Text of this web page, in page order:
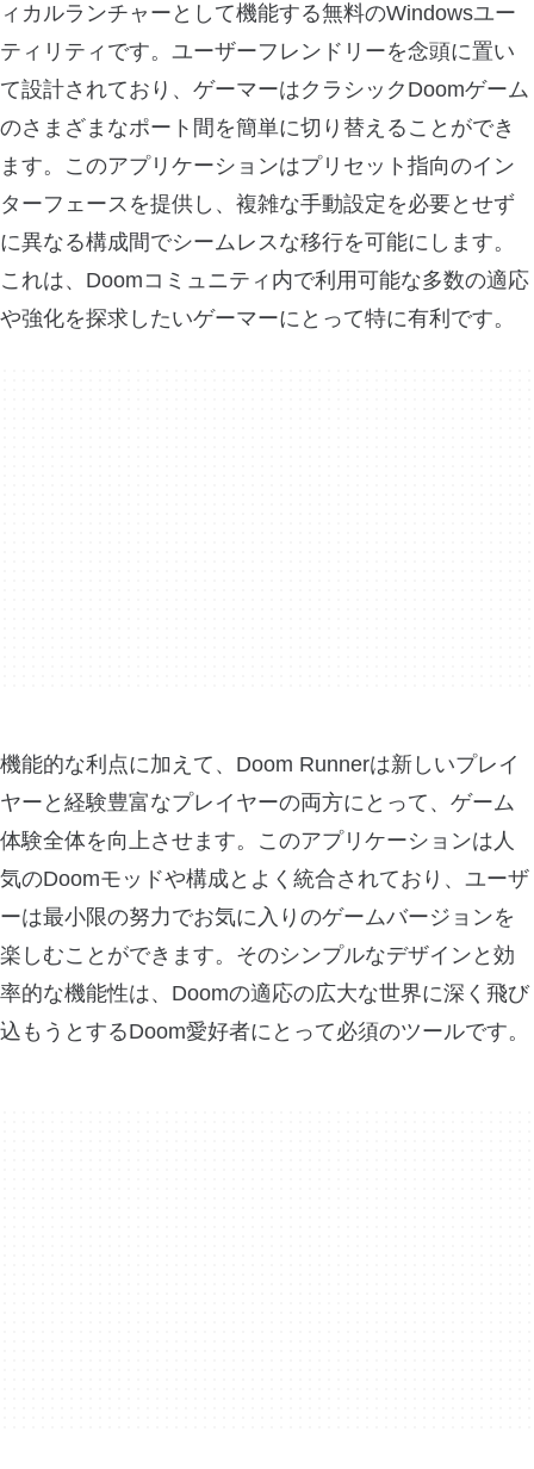
ィカルランチャーとして機能する無料のWindowsユー
ティリティです。ユーザーフレンドリーを念頭に置い
て設計されており、ゲーマーはクラシックDoomゲーム
のさまざまなポート間を簡単に切り替えることができ
ます。このアプリケーションはプリセット指向のイン
ターフェースを提供し、複雑な手動設定を必要とせず
に異なる構成間でシームレスな移行を可能にします。
これは、Doomコミュニティ内で利用可能な多数の適応
や強化を探求したいゲーマーにとって特に有利です。
機能的な利点に加えて、Doom Runnerは新しいプレイ
ヤーと経験豊富なプレイヤーの両方にとって、ゲーム
体験全体を向上させます。このアプリケーションは人
気のDoomモッドや構成とよく統合されており、ユーザ
ーは最小限の努力でお気に入りのゲームバージョンを
楽しむことができます。そのシンプルなデザインと効
率的な機能性は、Doomの適応の広大な世界に深く飛び
込もうとするDoom愛好者にとって必須のツールです。